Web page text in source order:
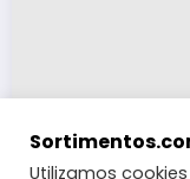
Utilizamos